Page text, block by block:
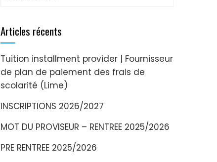
Articles récents
Tuition installment provider | Fournisseur
de plan de paiement des frais de
scolarité (Lime)
INSCRIPTIONS 2026/2027
MOT DU PROVISEUR – RENTREE 2025/2026
PRE RENTREE 2025/2026